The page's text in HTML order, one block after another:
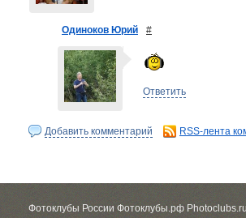
Одиноков Юрий #
Ответить
Добавить комментарий RSS-лента
Фотоклубы России Фотоклубы.рф